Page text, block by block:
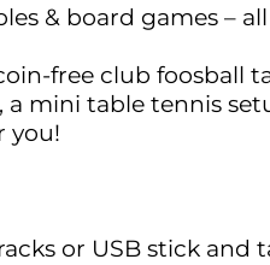
& board games –
free club foosball
a mini table tennis
you!
or USB stick and